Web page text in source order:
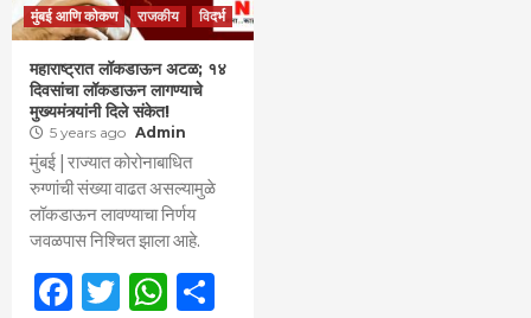
मुंबई आणि कोकण
राजकीय विदर्भ
महाराष्ट्रात लॉकडाऊन अटळ; १४
दिवसांचा लॉकडाऊन लागण्याचे
मुख्यमंत्र्यांनी दिले संकेत!
5 years ago Admin
मुंबई | राज्यात कोरोनाबाधित
रुग्णांची संख्या वाढत असल्यामुळे
लॉकडाऊन लावण्याचा निर्णय
जवळपास निश्चित झाला आहे.
Facebook
TwitterWhatsApp